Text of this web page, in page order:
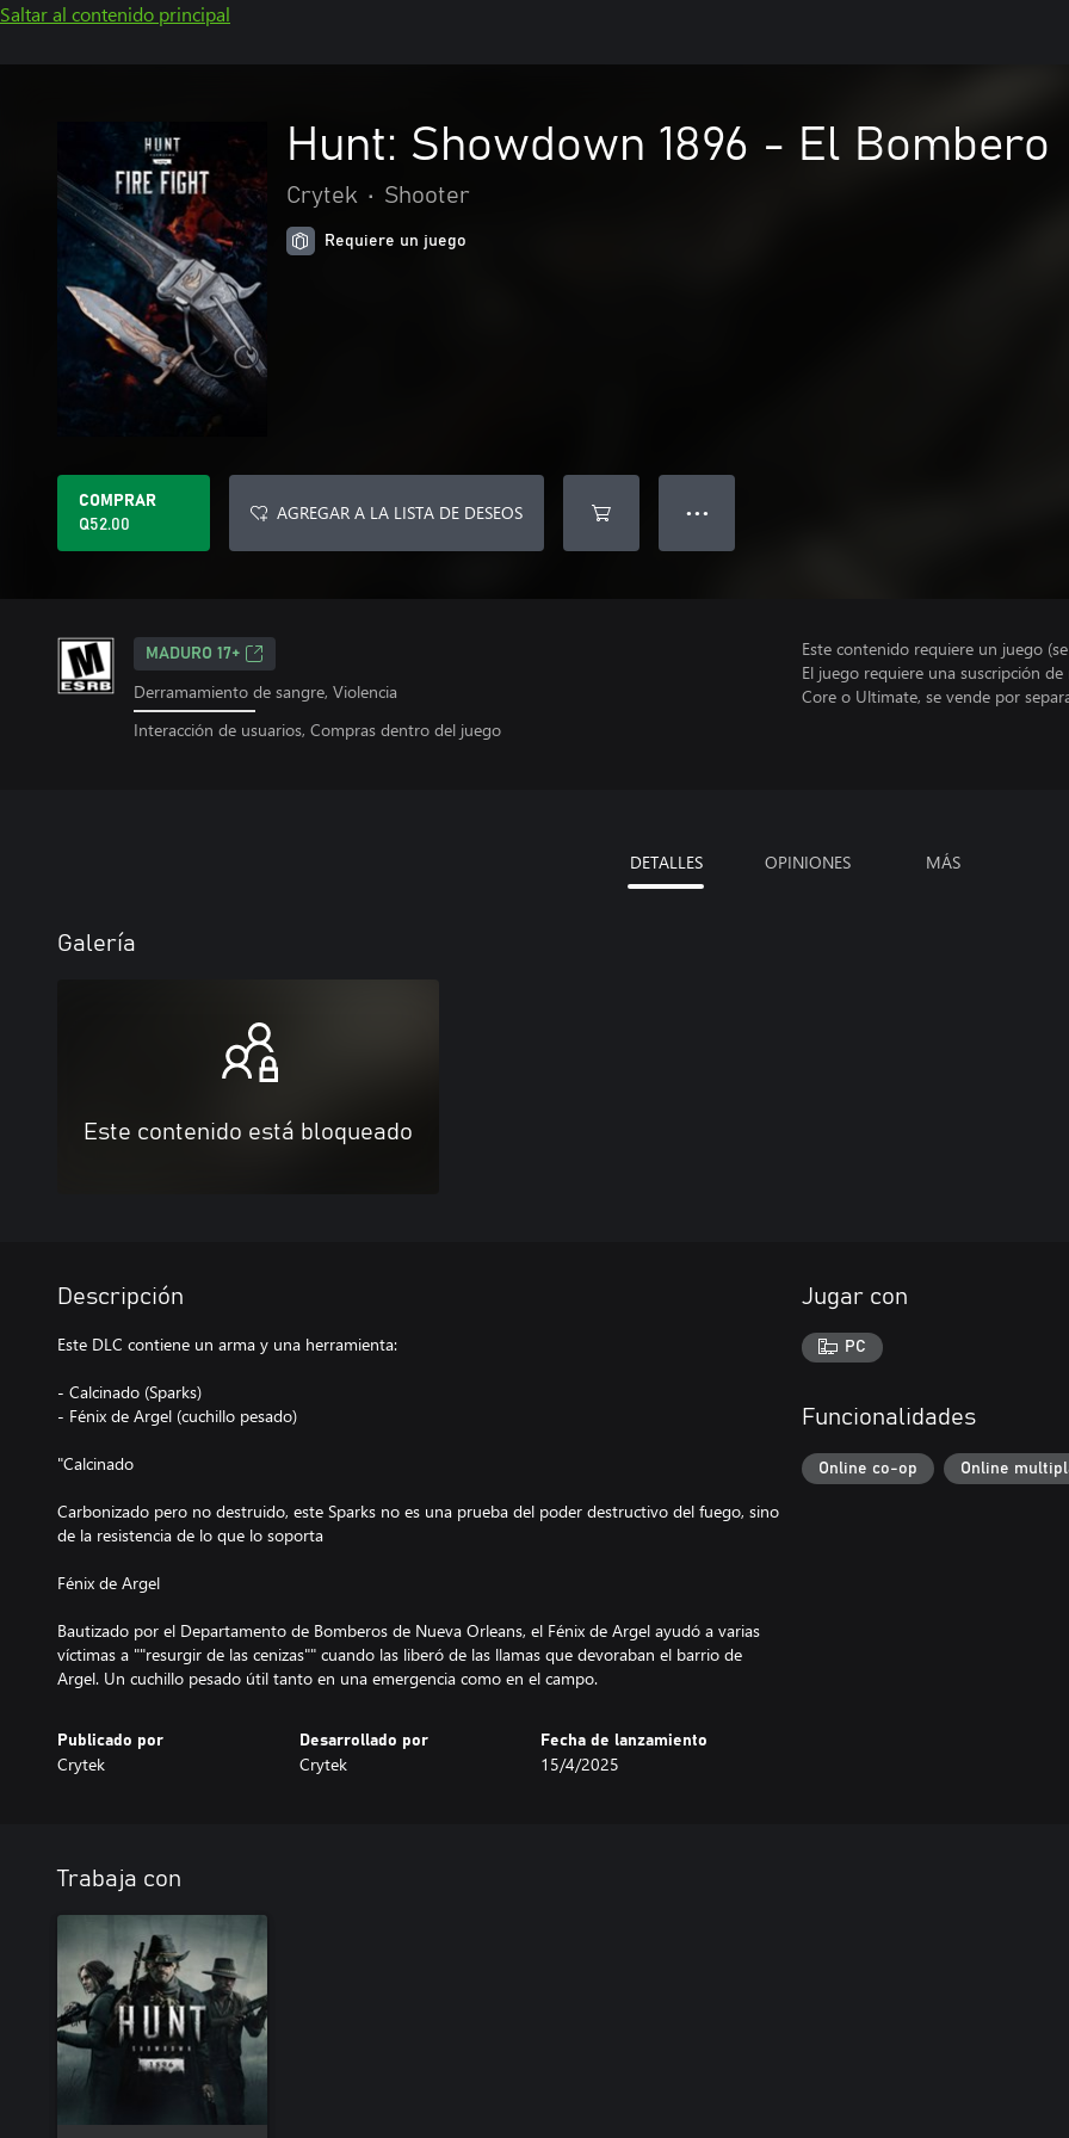
Saltar al contenido principal
Hunt: Showdown 1896 - El Bombero
Crytek • Shooter
Requiere un juego
COMPRAR
Q52.00
AGREGAR A LA LISTA DE DESEOS ● ● ●
MADURO 17+
Derramamiento de sangre, Violencia
Interacción de usuarios, Compras dentro del juego
Este contenido requiere un juego
El juego requiere una suscripción
Core o Ultimate, se vende por
DETALLES OPINIONES MÁS
Galería
Este contenido está bloqueado
Descripción
Este DLC contiene un arma y una herramienta:
- Calcinado (Sparks)
- Fénix de Argel (cuchillo pesado)
"Calcinado
Carbonizado pero no destruido, este Sparks no es una prueba del poder destructivo del fuego, sino
de la resistencia de lo que lo soporta
Fénix de Argel
Bautizado por el Departamento de Bomberos de Nueva Orleans, el Fénix de Argel ayudó a varias
víctimas a ""resurgir de las cenizas"" cuando las liberó de las llamas que devoraban el barrio de
Argel. Un cuchillo pesado útil tanto en una emergencia como en el campo.
Publicado por
Crytek
Desarrollado por
Crytek
Fecha de lanzamiento
15/4/2025
Jugar con
PC
Funcionalidades
Online co-op Online
Trabaja con